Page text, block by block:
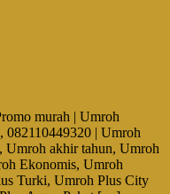
murah | Umroh
| Umroh
Umroh akhir tahun, Umroh
Ekonomis, Umroh
Turki, Umroh Plus City